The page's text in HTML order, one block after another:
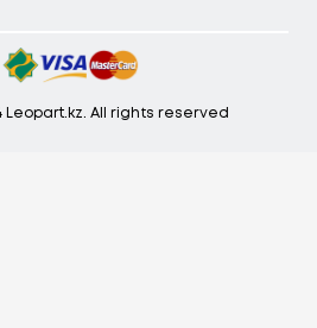
Leopart.kz. All rights reserved